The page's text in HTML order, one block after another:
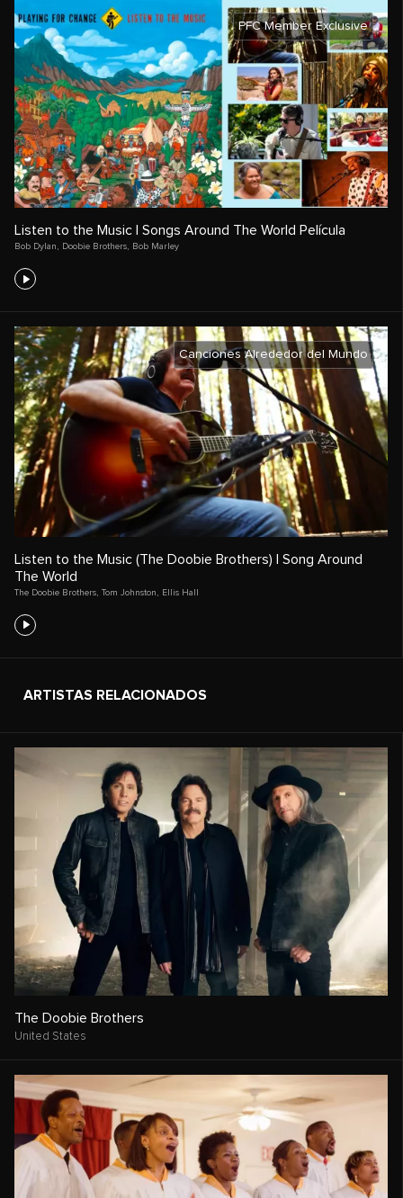
PFC Member Exclusive
Listen to the Music | Songs Around The World Película
Bob Dylan , Doobie Brothers, Bob Marley
Canciones Alrededor del Mundo
Listen to the Music (The Doobie Brothers) | Song Around
The World
The Doobie Brothers Tom Johnston Ellis Hall
ARTISTAS RELACIONADOS
The Doobie Brothers
United States